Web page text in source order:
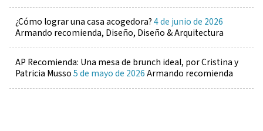
¿Cómo lograr una casa acogedora?4 de junio de 2026
Armando recomienda, Diseño, Diseño & Arquitectura
AP Recomienda: Una mesa de brunch ideal, por Cristina y
Patricia Musso5 de mayo de 2026Armando recomienda